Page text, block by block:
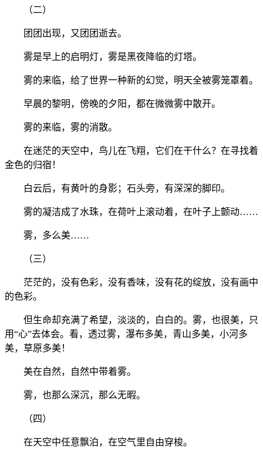
（二）
团团出现，又团团逝去。
雾是早上的启明灯，雾是黑夜降临的灯塔。
雾的来临，给了世界一种新的幻觉，明天全被雾笼罩着。
早晨的黎明，傍晚的夕阳，都在微微雾中散开。
雾的来临，雾的消散。
在迷茫的天空中，鸟儿在飞翔，它们在干什么？在寻找着
金色的归宿！
白云后，有黄叶的身影；石头旁，有深深的脚印。
雾的凝洁成了水珠，在荷叶上滚动着，在叶子上颤动……
雾，多么美……
（三）
茫茫的，没有色彩，没有香味，没有花的绽放，没有画中
的色彩。
但生命却充满了希望，淡淡的，白白的。雾，也很美，只
用“心”去体会。看，透过雾，瀑布多美，青山多美，小河多
美，草原多美！
美在自然，自然中带着雾。
雾，也那么深沉，那么无暇。
（四）
在天空中任意飘泊，在空气里自由穿梭。